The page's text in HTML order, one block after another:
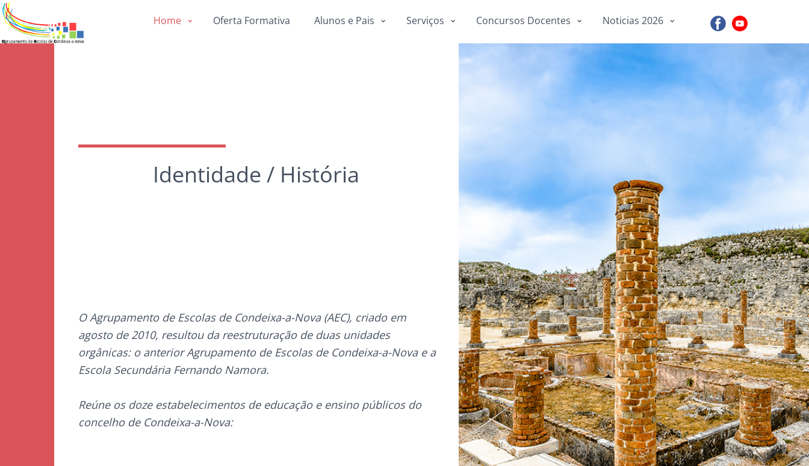
Home Oferta Formativa Alunos e Pais Serviços Concursos Docentes Noticias 2026
Identidade/ História
O Agrupamento de Escolas de Condeixa-a-Nova (AEC), criado em
agosto de 2010, resultou da reestruturação de duas unidades
orgânicas: o anterior Agrupamento de Escolas de Condeixa-a-Nova e a
Escola Secundária Fernando Namora.
Reúne os doze estabelecimentos de educação e ensino públicos do
concelho de Condeixa-a-Nova: